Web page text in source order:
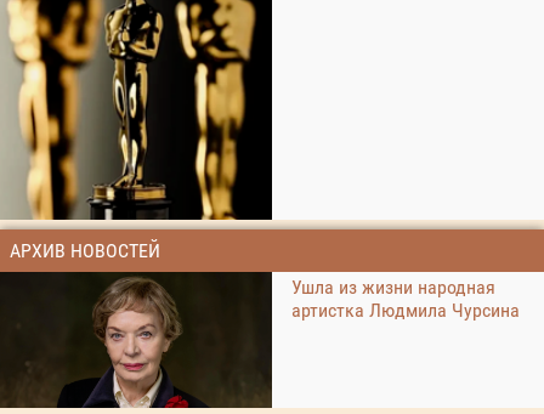
АРХИВ НОВОСТЕЙ
Ушла из жизни народная
артистка Людмила Чурсина